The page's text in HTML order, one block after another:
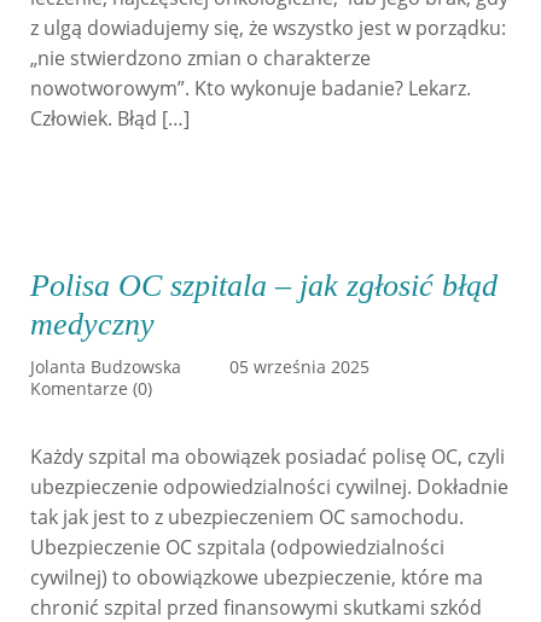
z ulgą dowiadujemy się, że wszystko jest w porządku:
„nie stwierdzono zmian o charakterze
nowotworowym”. Kto wykonuje badanie? Lekarz.
Człowiek. Błąd […]
Polisa OC szpitala – jak zgłosić błąd
medyczny
Jolanta Budzowska
05 września 2025
Komentarze (0)
Każdy szpital ma obowiązek posiadać polisę OC, czyli
ubezpieczenie odpowiedzialności cywilnej. Dokładnie
tak jak jest to z ubezpieczeniem OC samochodu.
Ubezpieczenie OC szpitala (odpowiedzialności
cywilnej) to obowiązkowe ubezpieczenie, które ma
chronić szpital przed finansowymi skutkami szkód